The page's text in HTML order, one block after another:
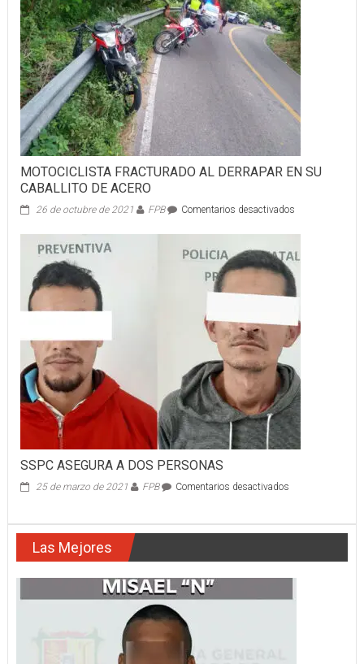
MOTOCICLISTA FRACTURADO AL DERRAPAR EN SU
CABALLITO DE ACERO
26 de octubre de 2021 FPB Comentarios desactivadosen
AL
EN
SU
DE
ACERO
SSPC ASEGURA A DOS PERSONAS
25 de marzo de 2021 FPB Comentarios desactivadosen
PERSONAS
Las Mejores